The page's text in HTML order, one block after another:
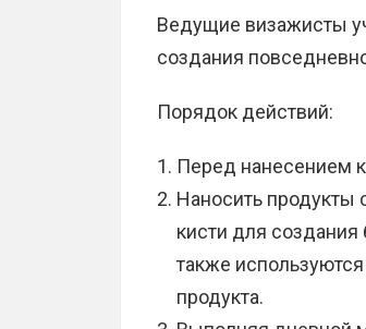
Ведущие визажисты
создания
Порядок действий:
Перед нанесением
Наносить продукты
кисти для создания
также
продукта.